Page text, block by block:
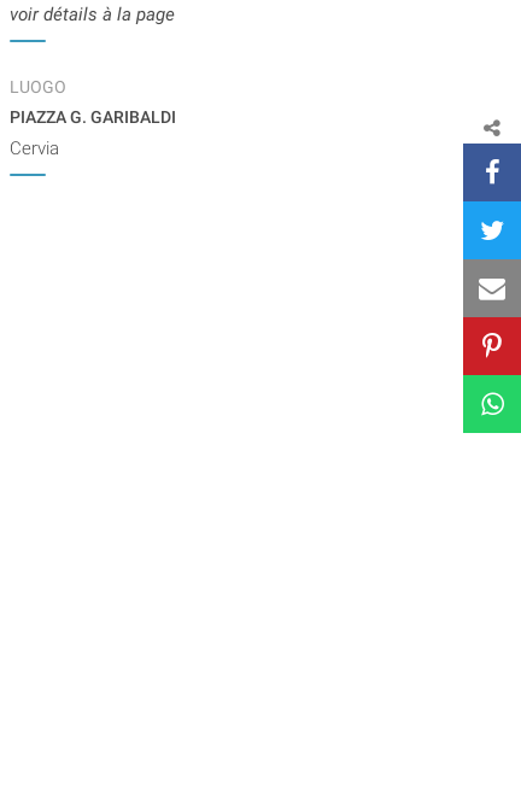
voir détails à la page
LUOGO
PIAZZA G. GARIBALDI
Cervia